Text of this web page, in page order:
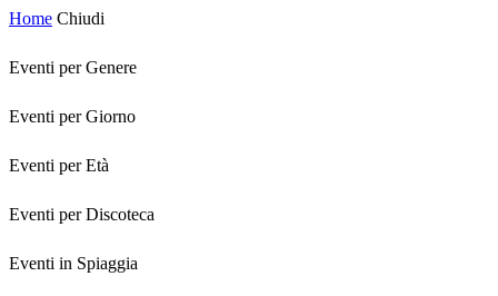
Home Chiudi
Eventi per Genere
Eventi per Giorno
Eventi per Età
Eventi per Discoteca
Eventi in Spiaggia